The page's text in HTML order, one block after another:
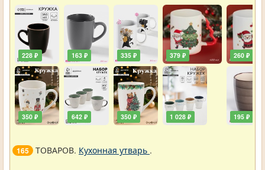
228 ₽
350 ₽
163 ₽
642 ₽
335 ₽
350 ₽
379 ₽
1 028 ₽
260 ₽
195 ₽
165 ТОВАРОВ. Кухонная утварь .